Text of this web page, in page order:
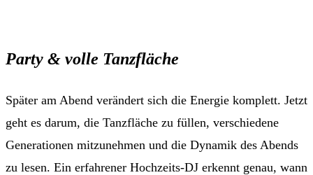
Party & volle Tanzfläche
Später am Abend verändert sich die Energie komplett. Jetzt
geht es darum, die Tanzfläche zu füllen, verschiedene
Generationen mitzunehmen und die Dynamik des Abends
zu lesen. Ein erfahrener Hochzeits-DJ erkennt genau, wann